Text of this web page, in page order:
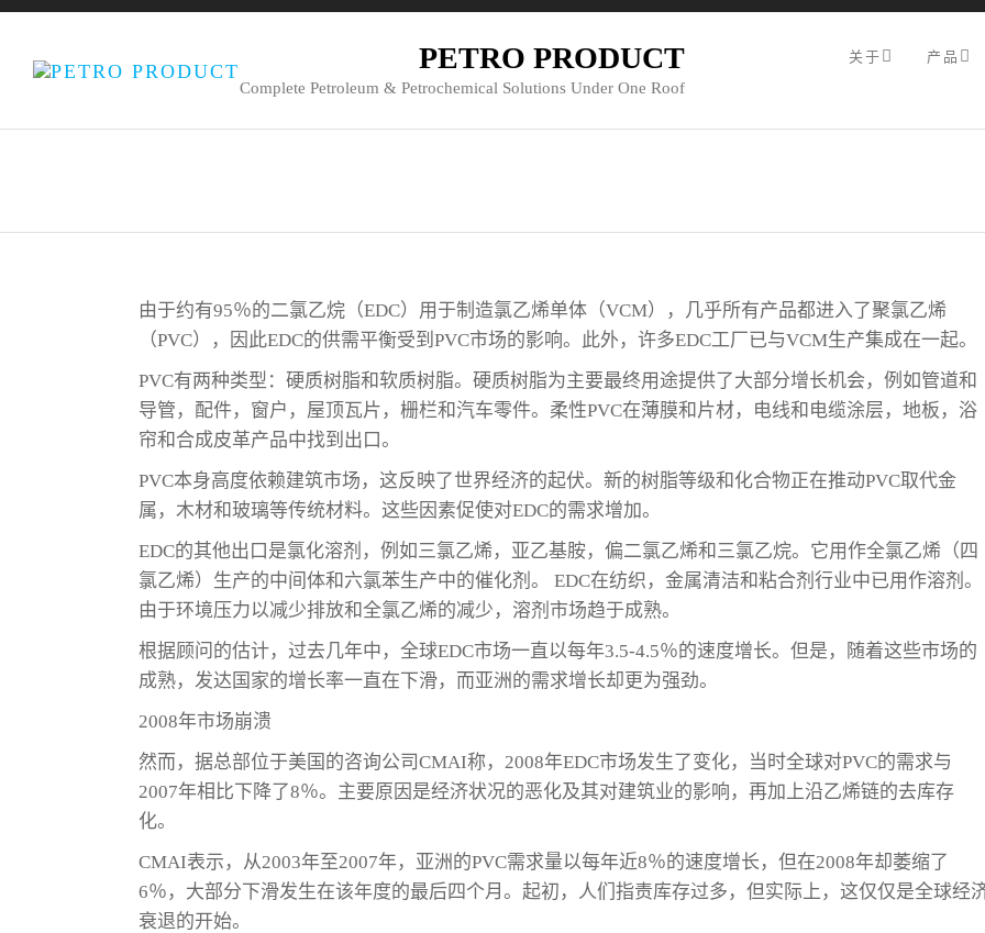
PETRO PRODUCT
Complete Petroleum & Petrochemical Solutions Under One Roof
关于 产品
由于约有95％的二氯乙烷（EDC）用于制造氯乙烯单体（VCM），几乎所有产品都进入了聚氯乙烯
（PVC），因此EDC的供需平衡受到PVC市场的影响。此外，许多EDC工厂已与VCM生产集成在一起。
PVC有两种类型：硬质树脂和软质树脂。硬质树脂为主要最终用途提供了大部分增长机会，例如管道和
导管，配件，窗户，屋顶瓦片，栅栏和汽车零件。柔性PVC在薄膜和片材，电线和电缆涂层，地板，浴
帘和合成皮革产品中找到出口。
PVC本身高度依赖建筑市场，这反映了世界经济的起伏。新的树脂等级和化合物正在推动PVC取代金
属，木材和玻璃等传统材料。这些因素促使对EDC的需求增加。
EDC的其他出口是氯化溶剂，例如三氯乙烯，亚乙基胺，偏二氯乙烯和三氯乙烷。它用作全氯乙烯（四
氯乙烯）生产的中间体和六氯苯生产中的催化剂。 EDC在纺织，金属清洁和粘合剂行业中已用作溶剂。
由于环境压力以减少排放和全氯乙烯的减少，溶剂市场趋于成熟。
根据顾问的估计，过去几年中，全球EDC市场一直以每年3.5-4.5％的速度增长。但是，随着这些市场的
成熟，发达国家的增长率一直在下滑，而亚洲的需求增长却更为强劲。
2008年市场崩溃
然而，据总部位于美国的咨询公司CMAI称，2008年EDC市场发生了变化，当时全球对PVC的需求与
2007年相比下降了8％。主要原因是经济状况的恶化及其对建筑业的影响，再加上沿乙烯链的去库存
化。
CMAI表示，从2003年至2007年，亚洲的PVC需求量以每年近8％的速度增长，但在2008年却萎缩了
6％，大部分下滑发生在该年度的最后四个月。起初，人们指责库存过多，但实际上，这仅仅是全球经
衰退的开始。